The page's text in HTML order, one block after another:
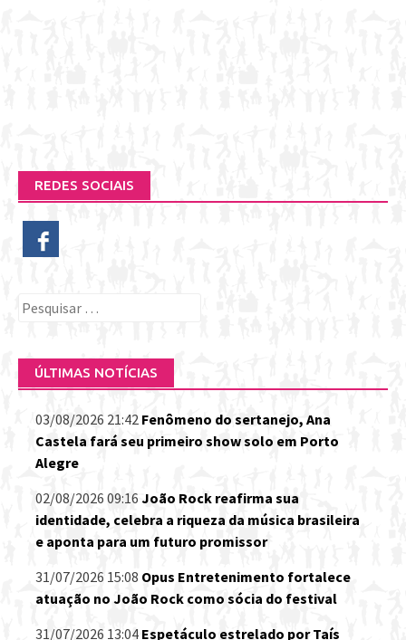
REDES SOCIAIS
Pesquisar
ÚLTIMAS NOTÍCIAS
03/08/2026 21:42 Fenômeno do sertanejo, Ana
Castela fará seu primeiro show solo em Porto
Alegre
02/08/2026 09:16 João Rock reafirma sua
identidade, celebra a riqueza da música brasileira
e aponta para um futuro promissor
31/07/2026 15:08 Opus Entretenimento fortalece
atuação no João Rock como sócia do festival
31/07/2026 13:04 Espetáculo estrelado por Taís